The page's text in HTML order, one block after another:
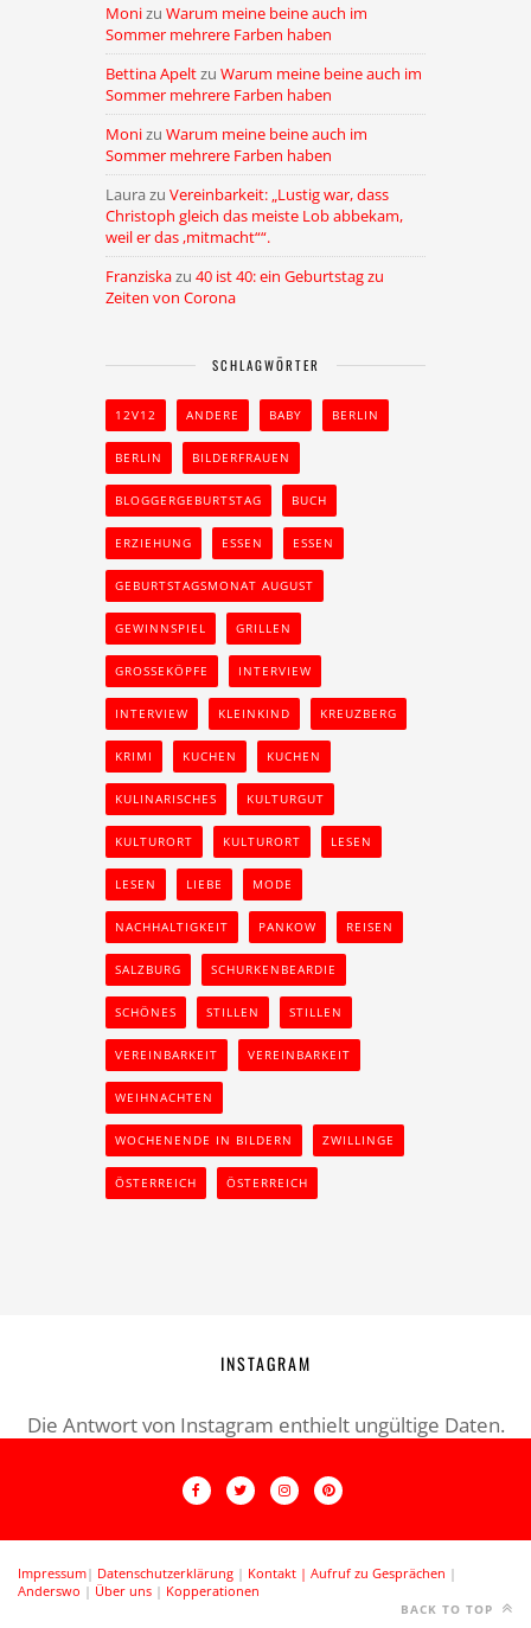
Monizu Warum meine beine auch im
Sommer mehrere Farben haben
Bettina Apeltzu Warum meine beine auch im
Sommer mehrere Farben haben
Monizu Warum meine beine auch im
Sommer mehrere Farben haben
Laura zu Vereinbarkeit: „Lustig war, dass
Christoph gleich das meiste Lob abbekam,
weil er das ,mitmacht““.
Franziskazu 40 ist 40: ein Geburtstag zu
Zeiten von Corona
SCHLAGWÖRTER
12V12 ANDERE BABY BERLIN
BERLIN BILDERFRAUEN
BLOGGERGEBURTSTAG BUCH
ERZIEHUNG ESSEN ESSEN
GEBURTSTAGSMONAT AUGUST
GEWINNSPIEL GRILLEN
GROSSEKÖPFE INTERVIEW
INTERVIEW KLEINKIND KREUZBERG
KRIMI KUCHEN KUCHEN
KULINARISCHES KULTURGUT
KULTURORT KULTURORT LESEN
LESEN LIEBE MODE
NACHHALTIGKEIT PANKOW REISEN
SALZBURG SCHURKENBEARDIE
SCHÖNES STILLEN STILLEN
VEREINBARKEIT VEREINBARKEIT
WEIHNACHTEN
WOCHENENDE IN BILDERN ZWILLINGE
ÖSTERREICH ÖSTERREICH
INSTAGRAM
Die Antwort von Instagram enthielt ungültige Daten.
Impressum| Datenschutzerklärung | Kontakt | Aufruf zu Gesprächen |
Anderswo | Über uns | Kopperationen
BACK TO TOP